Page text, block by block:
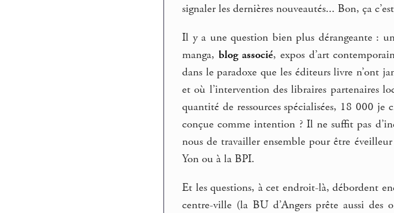
signaler les dernières nouveautés... Bon, ça
Il y a une question bien plus dérangeante :
manga, blog associé, expos d’art
dans le paradoxe que les éditeurs livre n’ont
et où l’intervention des libraires partenaires
quantité de ressources spécialisées, 18 000
conçue comme intention ? Il ne suffit pas
nous de travailler ensemble pour être
Yon ou à la BPI.
Et les questions, à cet endroit-là, débordent
centre-ville (la BU d’Angers prête aussi